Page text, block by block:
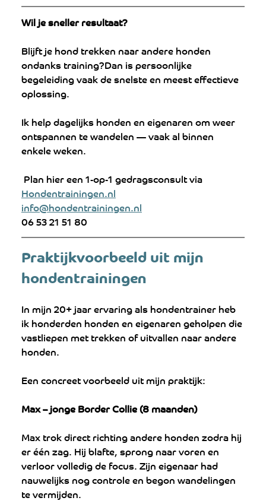
Wil je sneller resultaat?
Blijft je hond trekken naar andere honden
ondanks training?Dan is persoonlijke
begeleiding vaak de snelste en meest effectieve
oplossing.
Ik help dagelijks honden en eigenaren om weer
ontspannen te wandelen — vaak al binnen
enkele weken.
Plan hier een 1-op-1 gedragsconsult via
Hondentrainingen.nl
info@hondentrainingen.nl
06 53 21 51 80
Praktijkvoorbeeld uit mijn
hondentrainingen
In mijn 20+ jaar ervaring als hondentrainer heb
ik honderden honden en eigenaren geholpen die
vastliepen met trekken of uitvallen naar andere
honden.
Een concreet voorbeeld uit mijn praktijk:
Max – jonge Border Collie (8 maanden)
Max trok direct richting andere honden zodra hij
er één zag. Hij blafte, sprong naar voren en
verloor volledig de focus. Zijn eigenaar had
nauwelijks nog controle en begon wandelingen
te vermijden.